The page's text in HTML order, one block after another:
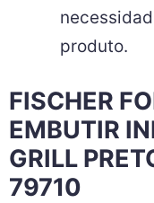
produto.
FISCHER
EMBUTIR
GRILL
79710